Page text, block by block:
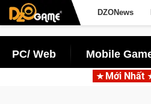
DZONews
PC/ Web Mobile
Mới Nhất
lại với hành trình đầy cảm xúc, Team